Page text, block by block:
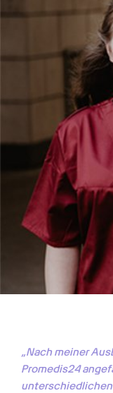
„Nach meiner
Promedis24
unterschiedlichen